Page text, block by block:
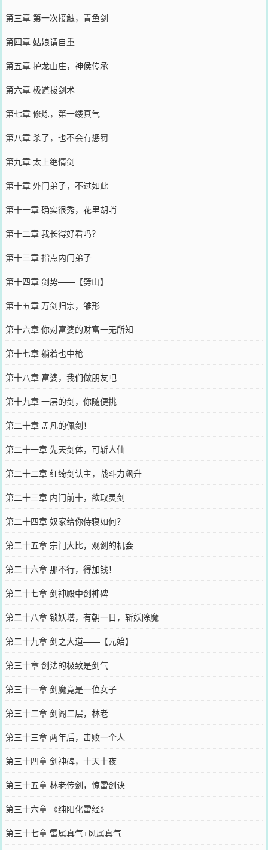
第三章 第一次接触，青鱼剑
第四章 姑娘请自重
第五章 护龙山庄，神侯传承
第六章 极道拔剑术
第七章 修炼，第一缕真气
第八章 杀了，也不会有惩罚
第九章 太上绝情剑
第十章 外门弟子，不过如此
第十一章 确实很秀，花里胡哨
第十二章 我长得好看吗？
第十三章 指点内门弟子
第十四章 剑势——【劈山】
第十五章 万剑归宗，雏形
第十六章 你对富婆的财富一无所知
第十七章 躺着也中枪
第十八章 富婆，我们做朋友吧
第十九章 一层的剑，你随便挑
第二十章 孟凡的佩剑！
第二十一章 先天剑体，可斩人仙
第二十二章 红绮剑认主，战斗力飙升
第二十三章 内门前十，欲取灵剑
第二十四章 奴家给你侍寝如何？
第二十五章 宗门大比，观剑的机会
第二十六章 那不行，得加钱！
第二十七章 剑神殿中剑神碑
第二十八章 锁妖塔，有朝一日，斩妖除魔
第二十九章 剑之大道——【元始】
第三十章 剑法的极致是剑气
第三十一章 剑魔竟是一位女子
第三十二章 剑阁二层，林老
第三十三章 两年后，击败一个人
第三十四章 剑神碑，十天十夜
第三十五章 林老传剑，惊雷剑诀
第三十六章 《纯阳化雷经》
第三十七章 雷属真气+风属真气